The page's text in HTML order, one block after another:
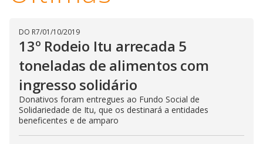
DO R7/01/10/2019
13º Rodeio Itu arrecada 5
toneladas de alimentos com
ingresso solidário
Donativos foram entregues ao Fundo Social de
Solidariedade de Itu, que os destinará a entidades
beneficentes e de amparo